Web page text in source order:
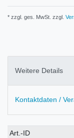
* zzgl. ges. MwSt. zzgl.
Weitere Details
Kontaktdaten /
Technisches
Wert
Art.-ID